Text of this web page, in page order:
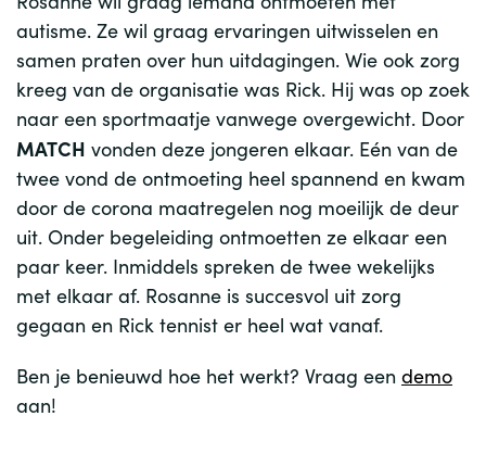
autisme. Ze wil graag ervaringen uitwisselen en
samen praten over hun uitdagingen. Wie ook zorg
kreeg van de organisatie was Rick. Hij was op zoek
naar een sportmaatje vanwege overgewicht. Door
MATCH vonden deze jongeren elkaar. Eén van de
twee vond de ontmoeting heel spannend en kwam
door de corona maatregelen nog moeilijk de deur
uit. Onder begeleiding ontmoetten ze elkaar een
paar keer. Inmiddels spreken de twee wekelijks
met elkaar af. Rosanne is succesvol uit zorg
gegaan en Rick tennist er heel wat vanaf.
Ben je benieuwd hoe het werkt? Vraag een demo
aan!